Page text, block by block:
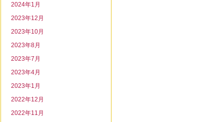
2024年1月
2023年12月
2023年10月
2023年8月
2023年7月
2023年4月
2023年1月
2022年12月
2022年11月